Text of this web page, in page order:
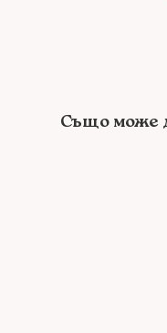
Също може